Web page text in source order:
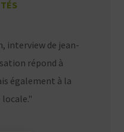
interview de jean-
répond à
également à la